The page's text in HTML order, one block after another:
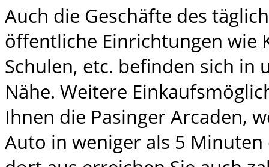
Auch die Geschäfte des
öffentliche Einrichtungen wie
Schulen, etc. befinden sich in
Nähe. Weitere
Ihnen die Pasinger Arcaden,
Auto in weniger als 5